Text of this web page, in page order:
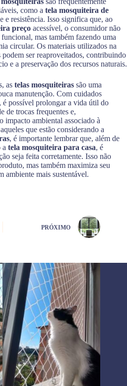
como a tela mosquiteira de
e resistência. Isso significa que, ao
preço acessível, o consumidor não
mas também fazendo uma
circular. Os materiais utilizados na
ser reaproveitados, contribuindo
e a preservação dos recursos naturais.
as telas mosquiteiras são uma
manutenção. Com cuidados
é possível prolongar a vida útil do
de trocas frequentes e,
impacto ambiental associado à
que estão considerando a
, é importante lembrar que, além de
a tela mosquiteira para casa, é
seja feita corretamente. Isso não
mas também maximiza seu
ambiente mais sustentável.
PRÓXIMO